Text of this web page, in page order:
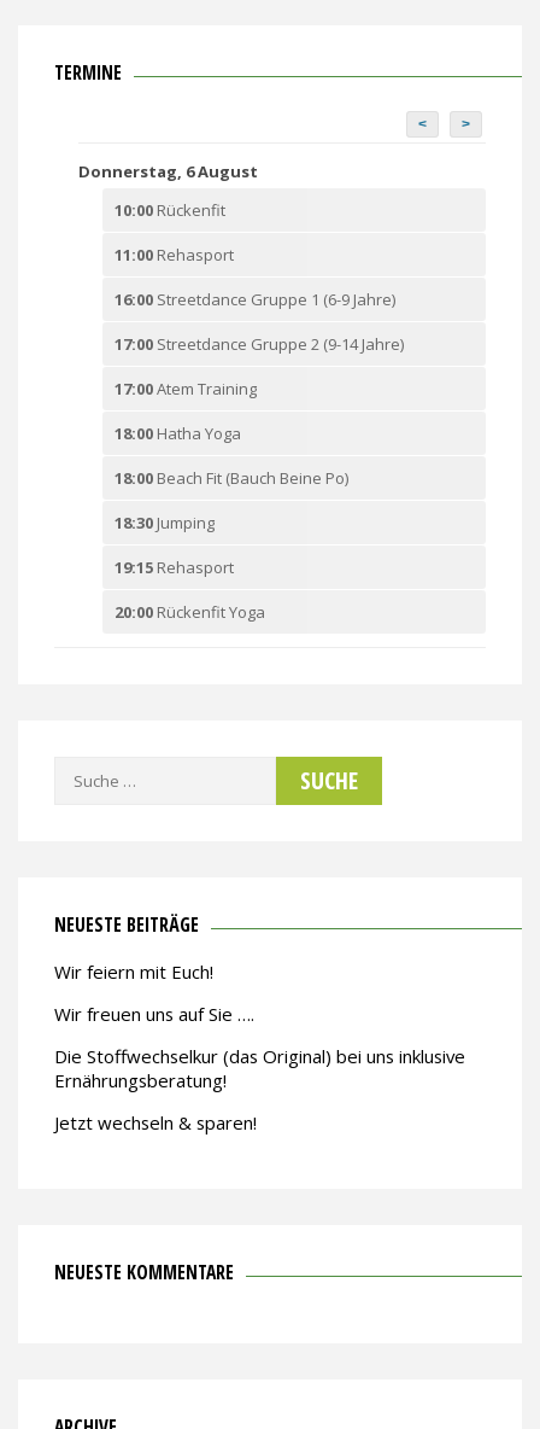
TERMINE
< >
Donnerstag, 6 August
10:00 Rückenfit
11:00 Rehasport
16:00 Streetdance Gruppe 1 (6-9 Jahre)
17:00 Streetdance Gruppe 2 (9-14 Jahre)
17:00Atem Training
18:00 Hatha Yoga
18:00 Beach Fit (Bauch Beine Po)
18:30 Jumping
19:15 Rehasport
20:00 Rückenfit Yoga
Suche
NEUESTE BEITRÄGE
Wir feiern mit Euch!
Wir freuen uns auf Sie ….
Die Stoffwechselkur (das Original) bei uns inklusive
Ernährungsberatung!
Jetzt wechseln & sparen!
NEUESTE KOMMENTARE